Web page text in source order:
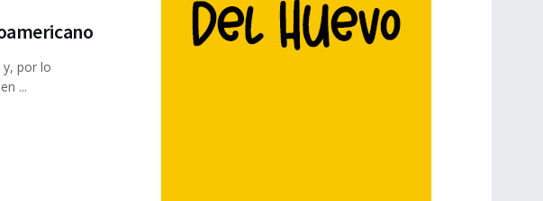
y, por lo
...